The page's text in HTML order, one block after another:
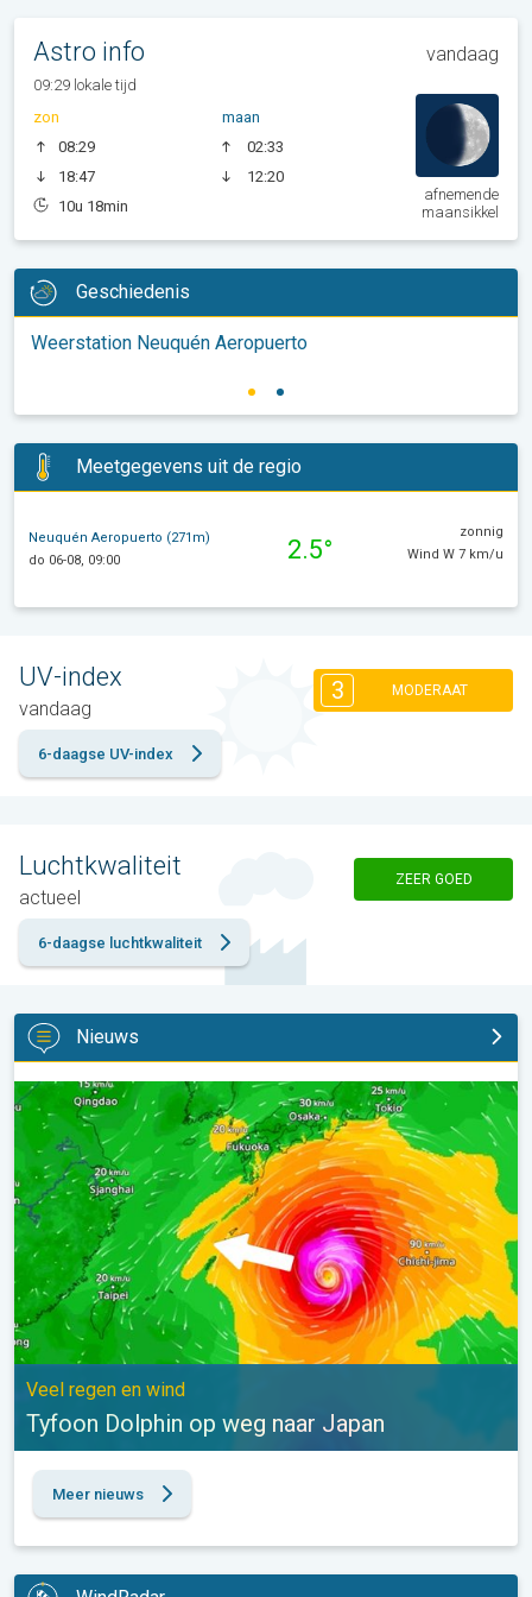
Astro info vandaag
09:29 lokale tijd
zon
08:29
18:47
10u 18min
maan
02:33
12:20
afnemende
maansikkel
Geschiedenis
Weerstation Neuquén Aeropuerto
Meetgegevens uit de regio
Neuquén Aeropuerto (271m)
do 06-08, 09:00
2.5°
zonnig
Wind W 7 km/u
UV-index
vandaag
3 MODERAAT
6-daagse UV-index
Luchtkwaliteit
actueel
ZEER GOED
6-daagse luchtkwaliteit
Nieuws
Tyfoon Dolphin op weg naar Japan. Veel regen en wind. . .
Veel regen en wind
Tyfoon Dolphin op weg naar Japan
Meer nieuws